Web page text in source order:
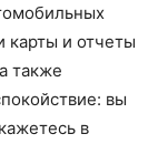
карты и отчеты
также
вы
в